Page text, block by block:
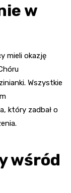
w
mieli okazję
Wszystkie
który zadbał o
wśród